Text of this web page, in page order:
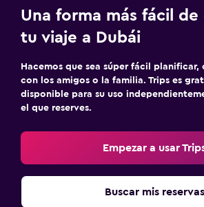
Una forma más fácil
tu viaje a Dubái
Hacemos que sea súper fácil
con los amigos o la familia. Trips es
disponible para su uso
el que reserves.
Empezar a usar
Buscar mis reservas